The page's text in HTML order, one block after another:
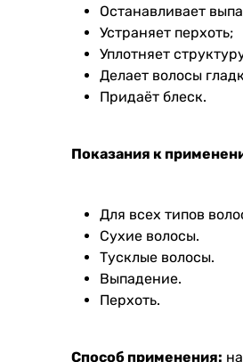
Останавливает
Устраняет перхоть;
Уплотняет
Делает волосы
Придаёт блеск.
Показания к
Для всех типов
Сухие волосы.
Тусклые волосы.
Выпадение.
Перхоть.
Способ применения: